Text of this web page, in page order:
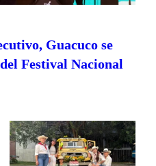
Guacuco se
Festival Nacional